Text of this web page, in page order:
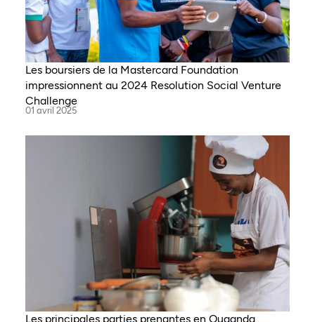
Les boursiers de la Mastercard Foundation
impressionnent au 2024 Resolution Social Venture
Challenge
01 avril 2025
Les principales parties prenantes en Ouganda